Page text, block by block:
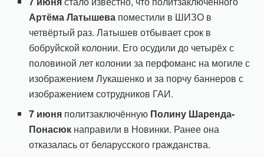
Артёма Латышева поместили в ШИЗО в
четвёртый раз. Латышев отбывает срок в
бобруйской колонии. Его осудили до четырёх с
половиной лет колонии за перфоманс на могиле с
изображением Лукашенко и за порчу баннеров с
изображением сотрудников ГАИ.
7 июня политзаключённую Полину Шаренда-
Понасюк направили в Новинки. Ранее она
отказалась от беларусского гражданства.